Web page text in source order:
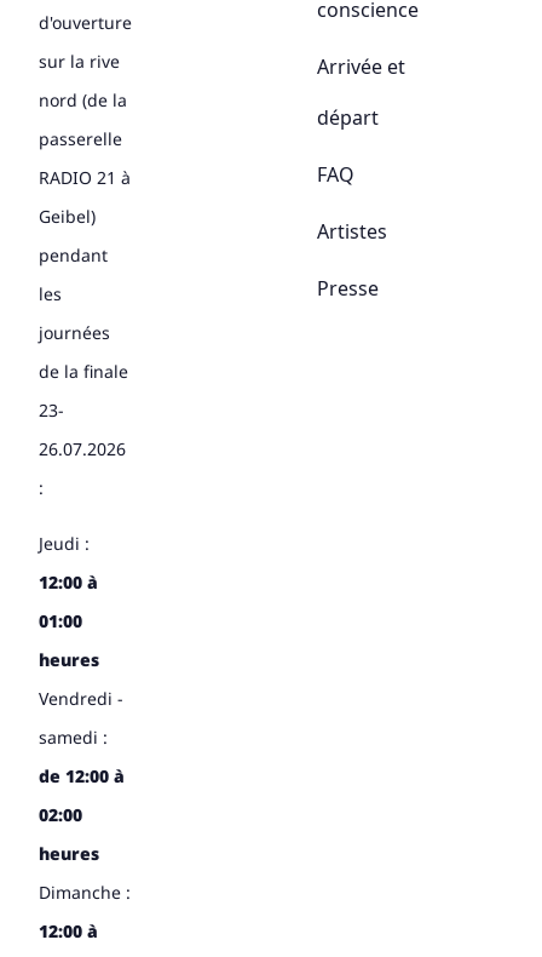
d'ouverture
sur la rive
nord (de la
passerelle
RADIO 21 à
Geibel)
pendant
les
journées
de la finale
23-
26.07.2026
:
Jeudi :
12:00 à
01:00
heures
Vendredi -
samedi :
de 12:00 à
02:00
heures
Dimanche :
12:00 à
conscience
Arrivée et
départ
FAQ
Artistes
Presse